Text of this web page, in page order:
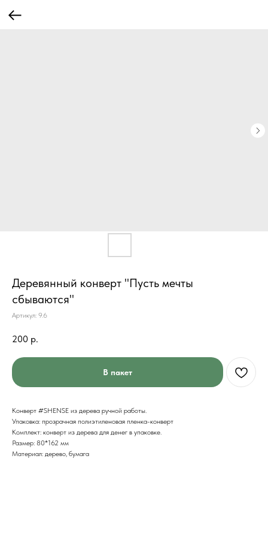
Деревянный конверт "Пусть мечты
сбываются"
Артикул: 9.6
200 р.
В пакет
Конверт #SHENSE из дерева ручной работы.
Упаковка: прозрачная полиэтиленовая пленка-конверт
Комплект: конверт из дерева для денег в упаковке.
Размер: 80*162 мм
Материал: дерево, бумага